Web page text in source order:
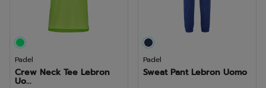
Padel
Crew Neck Tee Lebron
Uo...
Padel
Sweat Pant Lebron Uomo